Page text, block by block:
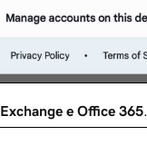
Exchange e Office 365.